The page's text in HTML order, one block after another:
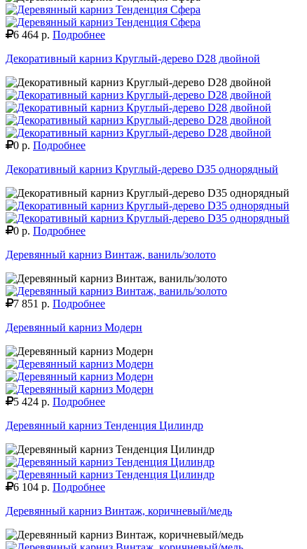
6 464 р. Подробнее
Декоративный карниз Круглый-дерево D28 двойной
0 р. Подробнее
Декоративный карниз Круглый-дерево D35 однорядный
0 р. Подробнее
Деревянный карниз Винтаж, ваниль/золото
7 851 р. Подробнее
Деревянный карниз Модерн
5 424 р. Подробнее
Деревянный карниз Тенденция Цилиндр
6 104 р. Подробнее
Деревянный карниз Винтаж, коричневый/медь